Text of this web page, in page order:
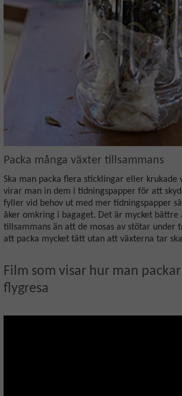
Packa många växter tillsammans
Ska man packa flera sticklingar eller krukade
virar man in dem i tidningspapper för att
fyller vid behov ut med mer tidningspapper
åker omkring i bagaget. Det är mycket
tillsammans än att de mosas av stötar under
att packa mycket tätt utan att växterna tar
Film som visar hur man
flygresa